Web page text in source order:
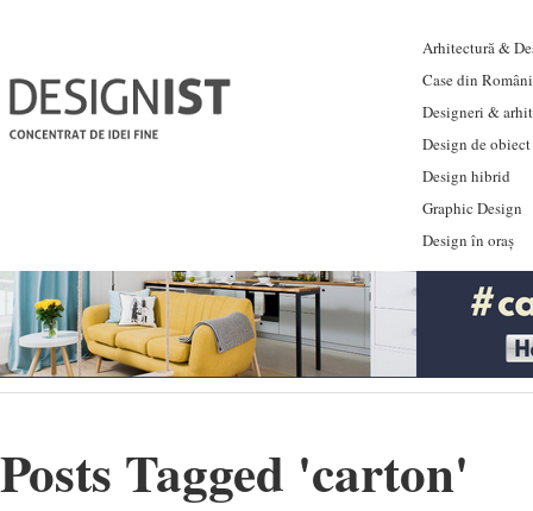
Arhitectură &
Case din
Designeri &
Design de obiect
Design hibrid
Graphic Design
Design în oraș
Posts Tagged 'carton'